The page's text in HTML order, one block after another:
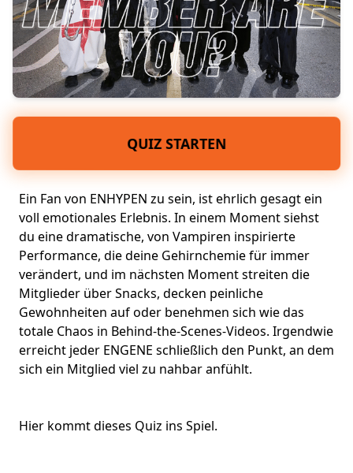
QUIZ STARTEN
Ein Fan von ENHYPEN zu sein, ist ehrlich gesagt ein
voll emotionales Erlebnis. In einem Moment siehst
du eine dramatische, von Vampiren inspirierte
Performance, die deine Gehirnchemie für immer
verändert, und im nächsten Moment streiten die
Mitglieder über Snacks, decken peinliche
Gewohnheiten auf oder benehmen sich wie das
totale Chaos in Behind-the-Scenes-Videos. Irgendwie
erreicht jeder ENGENE schließlich den Punkt, an dem
sich ein Mitglied viel zu nahbar anfühlt.
Hier kommt dieses Quiz ins Spiel.